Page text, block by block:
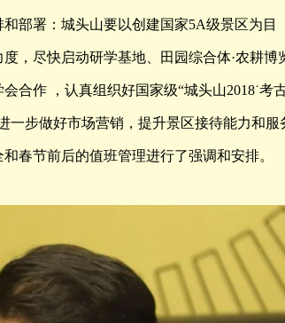
部署：城头山要以创建国家5A级景区为目
，尽快启动研学基地、田园综合体·农耕博
合作 ，认真组织好国家级“城头山2018˙考
一步做好市场营销，提升景区接待能力和服
春节前后的值班管理进行了强调和安排。